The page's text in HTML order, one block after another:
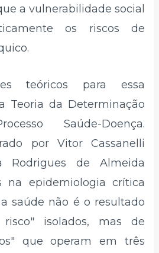
a vulnerabilidade social
os riscos de
teóricos para essa
Teoria da Determinação
Saúde-Doença.
por Vitor Cassanelli
Rodrigues de Almeida
na epidemiologia crítica
saúde não é o resultado
isolados, mas de
que operam em três